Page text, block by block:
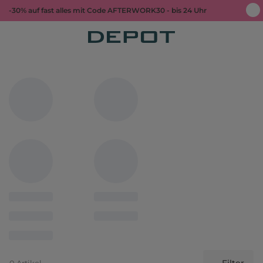
-30% auf fast alles mit Code AFTERWORK30 - bis 24 Uhr